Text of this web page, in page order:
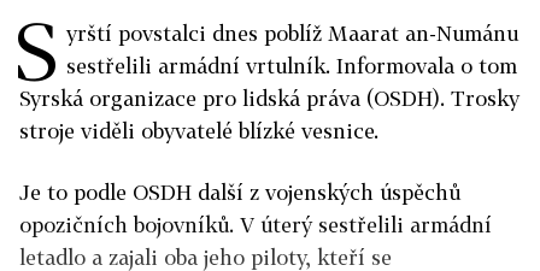
S yrští povstalci dnes poblíž Maarat an-Numánu
sestřelili armádní vrtulník. Informovala o tom
Syrská organizace pro lidská práva (OSDH). Trosky
stroje viděli obyvatelé blízké vesnice.
Je to podle OSDH další z vojenských úspěchů
opozičních bojovníků. V úterý sestřelili armádní
letadlo a zajali oba jeho piloty, kteří se